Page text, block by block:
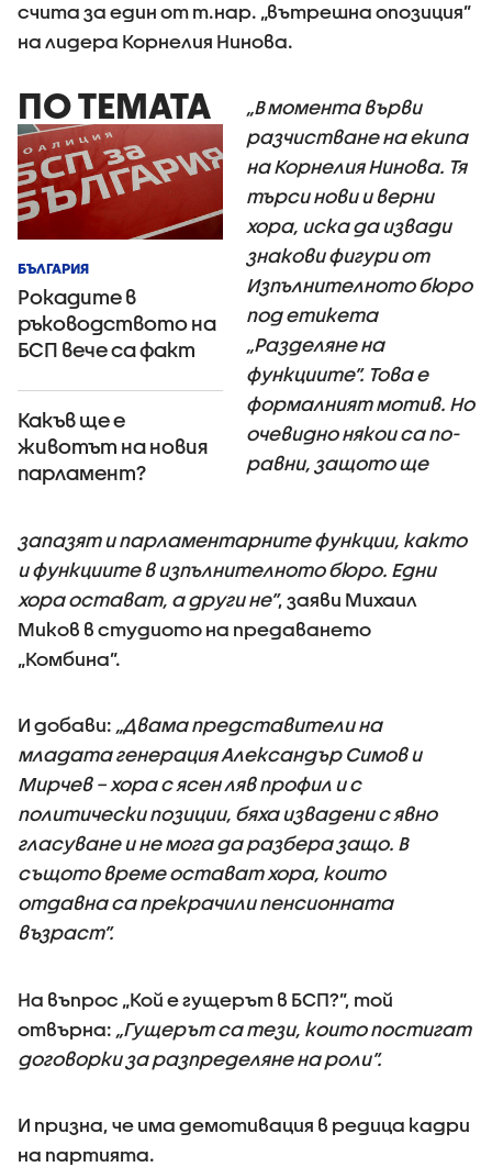
счита за един от т.нар. „вътрешна опозиция”
на лидера Корнелия Нинова.
ПО ТЕМАТА
БЪЛГАРИЯ
Рокадите в
ръководството на
БСП вече са факт
Какъв ще е
животът на новия
парламент?
„В момента върви
разчистване на екипа
на Корнелия Нинова. Тя
търси нови и верни
хора, иска да извади
знакови фигури от
Изпълнителното бюро
под етикета
„Разделяне на
функциите”. Това е
формалният мотив. Но
очевидно някои са по-
равни, защото ще
запазят и парламентарните функции, както
и функциите в изпълнителното бюро. Едни
хора остават, а други не”, заяви Михаил
Миков в студиото на предаването
„Комбина”.
И добави: „Двама представители на
младата генерация Александър Симов и
Мирчев – хора с ясен ляв профил и с
политически позиции, бяха извадени с явно
гласуване и не мога да разбера защо. В
същото време остават хора, които
отдавна са прекрачили пенсионната
възраст”.
На въпрос „Кой е гущерът в БСП?”, той
отвърна: „Гущерът са тези, които постигат
договорки за разпределяне на роли”.
И призна, че има демотивация в редица кадри
на партията.